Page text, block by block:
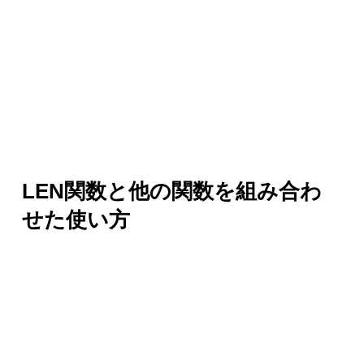
LEN関数と他の関数を組み合わ
せた使い方